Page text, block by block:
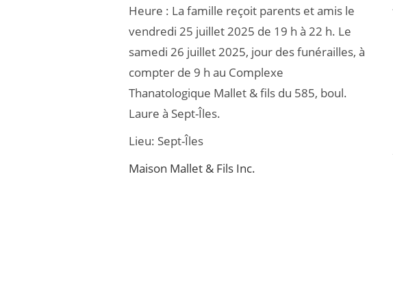
b
o
o
k
er
Heure : La famille reçoit parents et amis le
vendredi 25 juillet 2025 de 19 h à 22 h. Le
samedi 26 juillet 2025, jour des funérailles, à
compter de 9 h au Complexe
Thanatologique Mallet & fils du 585, boul.
Laure à Sept-Îles.
Lieu: Sept-Îles
Maison Mallet & Fils Inc.